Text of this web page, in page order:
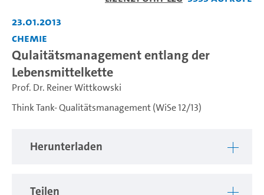
23.01.2013
Chemie
Qulaitätsmanagement entlang der
Lebensmittelkette
Prof. Dr. Reiner Wittkowski
Think Tank- Qualitätsmanagement (WiSe 12/13)
Herunterladen
Teilen